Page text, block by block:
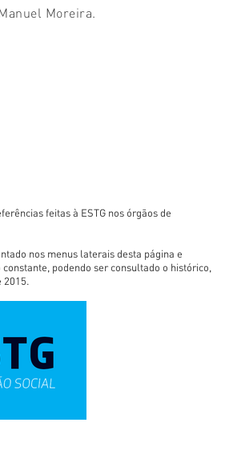
Moreira.
feitas à ESTG nos órgãos de
nos menus laterais desta página e
podendo ser consultado o histórico,
2015.